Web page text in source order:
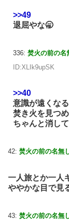
>>49
退屈やな🥱
336: 焚火の前の名
ID:XLIk9upSK
>>40
意識が遠くな
焚き火を見つ
ちゃんと消し
42: 焚火の前の名無
一人旅とか一人
ややかな目で見
43: 焚火の前の名無